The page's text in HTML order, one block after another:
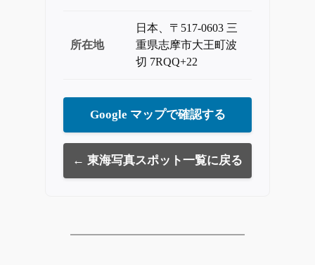
所在地
日本、〒517-0603 三
重県志摩市大王町波
切 7RQQ+22
Google マップで確認する
← 東海写真スポット一覧に戻る